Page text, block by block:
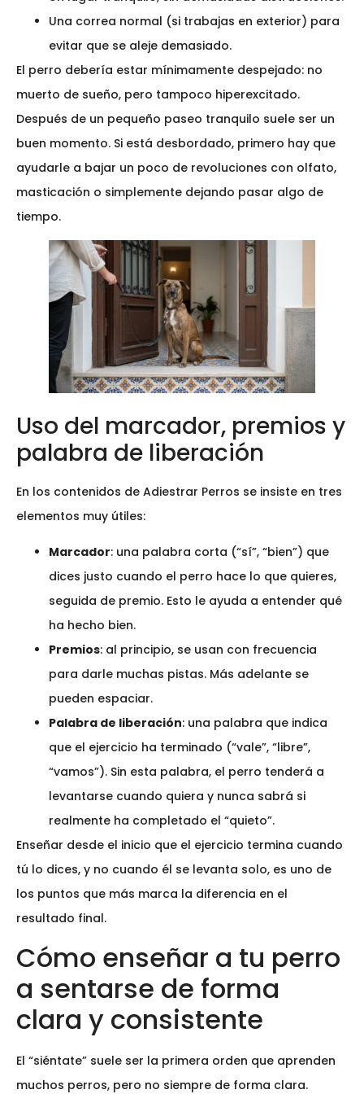
Una correa normal (si trabajas en exterior) para
evitar que se aleje demasiado.
El perro debería estar mínimamente despejado: no
muerto de sueño, pero tampoco hiperexcitado.
Después de un pequeño paseo tranquilo suele ser un
buen momento. Si está desbordado, primero hay que
ayudarle a bajar un poco de revoluciones con olfato,
masticación o simplemente dejando pasar algo de
tiempo.
Uso del marcador, premios y
palabra de liberación
En los contenidos de Adiestrar Perros se insiste en tres
elementos muy útiles:
Marcador: una palabra corta (“sí”, “bien”) que
dices justo cuando el perro hace lo que quieres,
seguida de premio. Esto le ayuda a entender qué
ha hecho bien.
Premios: al principio, se usan con frecuencia
para darle muchas pistas. Más adelante se
pueden espaciar.
Palabra de liberación: una palabra que indica
que el ejercicio ha terminado (“vale”, “libre”,
“vamos”). Sin esta palabra, el perro tenderá a
levantarse cuando quiera y nunca sabrá si
realmente ha completado el “quieto”.
Enseñar desde el inicio que el ejercicio termina cuando
tú lo dices, y no cuando él se levanta solo, es uno de
los puntos que más marca la diferencia en el
resultado final.
Cómo enseñar a tu perro
a sentarse de forma
clara y consistente
El “siéntate” suele ser la primera orden que aprenden
muchos perros, pero no siempre de forma clara.